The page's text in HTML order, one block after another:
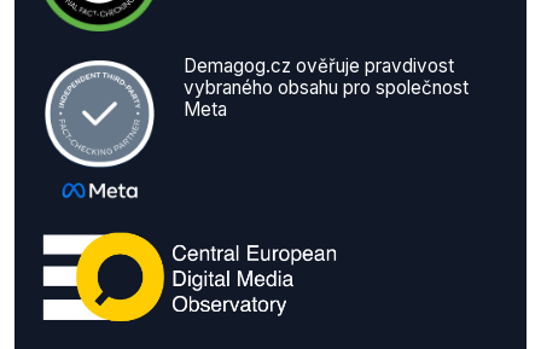
Demagog.cz ověřuje pravdivost
vybraného obsahu pro společnost
Meta